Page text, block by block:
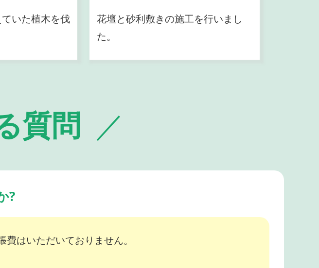
いた植木を伐
花壇と砂利敷きの施工を行いまし
た。
質問
?
はいただいておりません。